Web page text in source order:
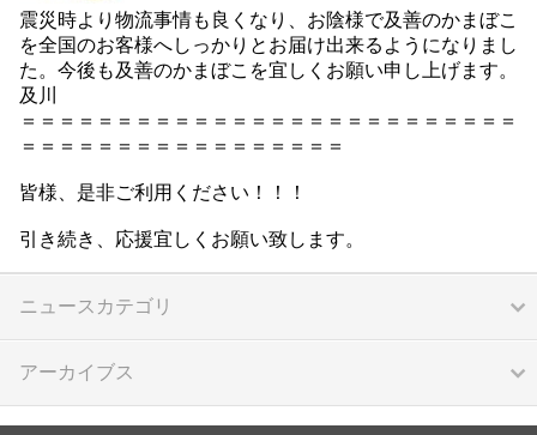
震災時より物流事情も良くなり、お陰様で及善のかまぼこ
を全国のお客様へしっかりとお届け出来るようになりまし
た。今後も及善のかまぼこを宜しくお願い申し上げます。
及川
＝＝＝＝＝＝＝＝＝＝＝＝＝＝＝＝＝＝＝＝＝＝＝＝＝＝
＝＝＝＝＝＝＝＝＝＝＝＝＝＝＝＝＝
皆様、是非ご利用ください！！！
引き続き、応援宜しくお願い致します。
ニュースカテゴリ
アーカイブス